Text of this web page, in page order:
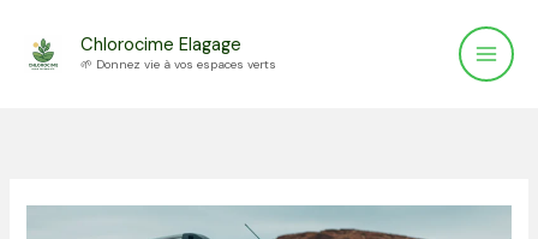
Chlorocime Elagage
🌱 Donnez vie à vos espaces verts